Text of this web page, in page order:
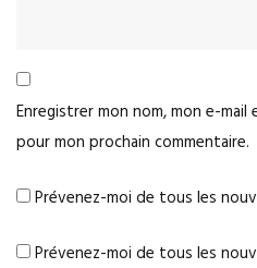
Enregistrer mon nom, mon e-
pour mon prochain commentaire.
Prévenez-moi de tous les
Prévenez-moi de tous les